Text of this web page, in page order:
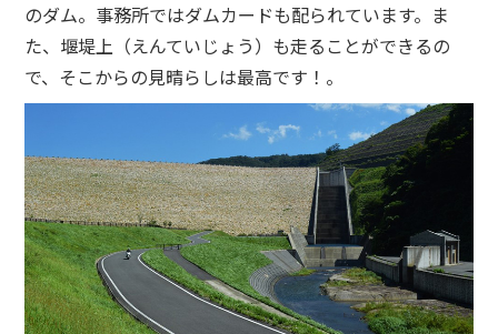
のダム。事務所ではダムカードも配られています。ま
た、堰堤上（えんていじょう）も走ることができるの
で、そこからの見晴らしは最高です！。